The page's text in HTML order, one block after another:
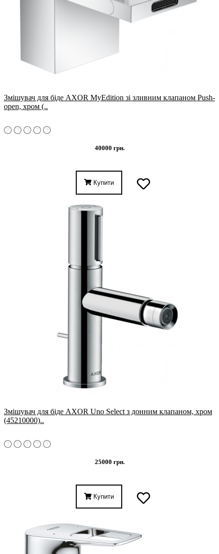
Змішувач для біде AXOR MyEdition зі зливним клапаном Push-
open, хром (..
40000 грн.
Купити
Змішувач для біде AXOR Uno Select з донним клапаном, хром
(45210000)..
25000 грн.
Купити